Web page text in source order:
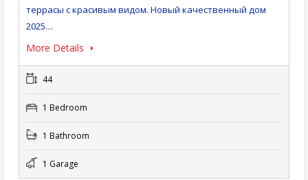
террасы с красивым видом. Новый качественный дом
2025…
More Details
44
1 Bedroom
1 Bathroom
1 Garage